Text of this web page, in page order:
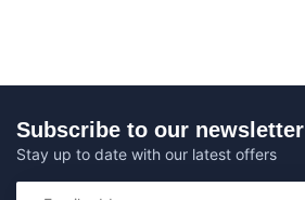
Subscribe to our newsletter
Stay up to date with our latest offers